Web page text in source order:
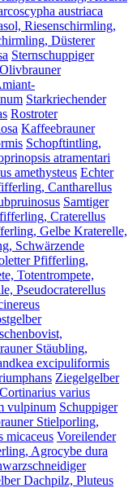
austriaca
Riesenschirmling,
Düsterer
Sternschuppiger
Olivbrauner
Starkriechender
Rostroter
Kaffeebrauner
Schopftintling,
atramentari
amethysteus Echter
Cantharellus
Samtiger
Craterellus
Gelbe Kraterelle,
Schwärzende
Pfifferling,
Totentrompete,
Pseudocraterellus
Stäubling,
excipuliformis
Ziegelgelber
varius
vulpinum Schuppiger
Stielporling,
micaceus Voreilender
Agrocybe dura
Dachpilz, Pluteus